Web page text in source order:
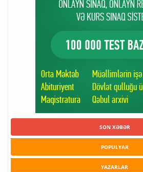
SON XƏBƏR
POPULYAR
YAZARLAR